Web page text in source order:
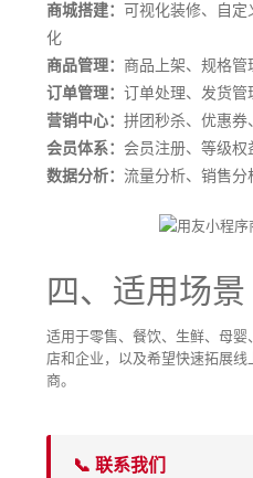
商城搭建：可视化装修、自
化
商品管理： 商品上架、规格
订单管理：订单处理、发货管
营销中心：拼团秒杀、优惠券
会员体系：会员注册、等级
数据分析： 流量分析、销售
四、适用场景
适用于零售、餐饮、生鲜、母
店和企业，以及希望快速拓展
商。
📞 联系我们